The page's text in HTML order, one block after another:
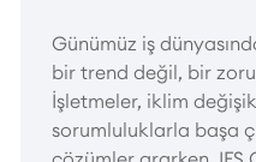
Günümüz iş
bir trend değil, bir
İşletmeler, iklim
sorumluluklarla başa